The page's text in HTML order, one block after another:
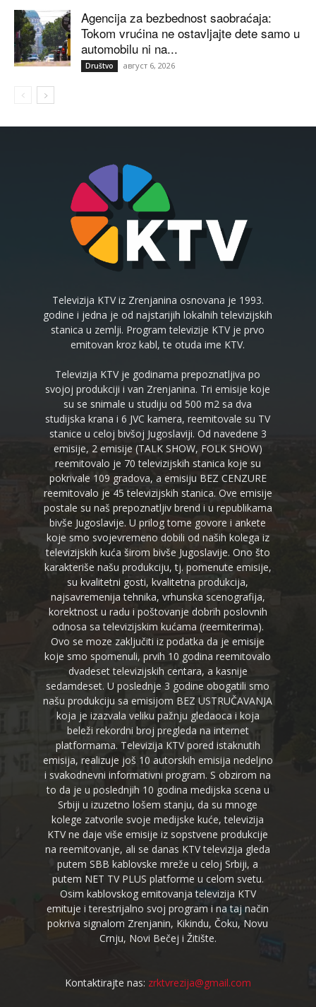
Agencija za bezbednost saobraćaja:
Tokom vrućina ne ostavljajte dete samo u
automobilu ni na...
Društvo август 6, 2026
Televizija KTV iz Zrenjanina osnovana je 1993.
godine i jedna je od najstarijih lokalnih televizijskih
stanica u zemlji. Program televizije KTV je prvo
emitovan kroz kabl, te otuda ime KTV.
Televizija KTV je godinama prepoznatljiva po
svojoj produkciji i van Zrenjanina. Tri emisije koje
su se snimale u studiju od 500 m2 sa dva
studijska krana i 6 JVC kamera, reemitovale su TV
stanice u celoj bivšoj Jugoslaviji. Od navedene 3
emisije, 2 emisije (TALK SHOW, FOLK SHOW)
reemitovalo je 70 televizijskih stanica koje su
pokrivale 109 gradova, a emisiju BEZ CENZURE
reemitovalo je 45 televizijskih stanica. Ove emisije
postale su naš prepoznatljiv brend i u republikama
bivše Jugoslavije. U prilog tome govore i ankete
koje smo svojevremeno dobili od naših kolega iz
televizijskih kuća širom bivše Jugoslavije. Ono što
karakteriše našu produkciju, tj. pomenute emisije,
su kvalitetni gosti, kvalitetna produkcija,
najsavremenija tehnika, vrhunska scenografija,
korektnost u radu i poštovanje dobrih poslovnih
odnosa sa televizijskim kućama (reemiterima).
Ovo se moze zaključiti iz podatka da je emisije
koje smo spomenuli, prvih 10 godina reemitovalo
dvadeset televizijskih centara, a kasnije
sedamdeset. U poslednje 3 godine obogatili smo
našu produkciju sa emisijom BEZ USTRUČAVANJA
koja je izazvala veliku pažnju gledaoca i koja
beleži rekordni broj pregleda na internet
platformama. Televizija KTV pored istaknutih
emisija, realizuje još 10 autorskih emisija nedeljno
i svakodnevni informativni program. S obzirom na
to da je u poslednjih 10 godina medijska scena u
Srbiji u izuzetno lošem stanju, da su mnoge
kolege zatvorile svoje medijske kuće, televizija
KTV ne daje više emisije iz sopstvene produkcije
na reemitovanje, ali se danas KTV televizija gleda
putem SBB kablovske mreže u celoj Srbiji, a
putem NET TV PLUS platforme u celom svetu.
Osim kablovskog emitovanja televizija KTV
emituje i terestrijalno svoj program i na taj način
pokriva signalom Zrenjanin, Kikindu, Čoku, Novu
Crnju, Novi Bečej i Žitište.
Kontaktirajte nas: zrktvrezija@gmail.com